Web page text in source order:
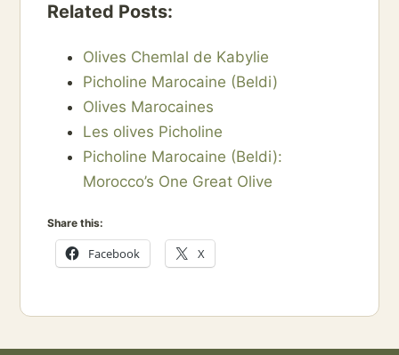
Related Posts:
Olives Chemlal de Kabylie
Picholine Marocaine (Beldi)
Olives Marocaines
Les olives Picholine
Picholine Marocaine (Beldi):
Morocco’s One Great Olive
Share this:
Facebook X